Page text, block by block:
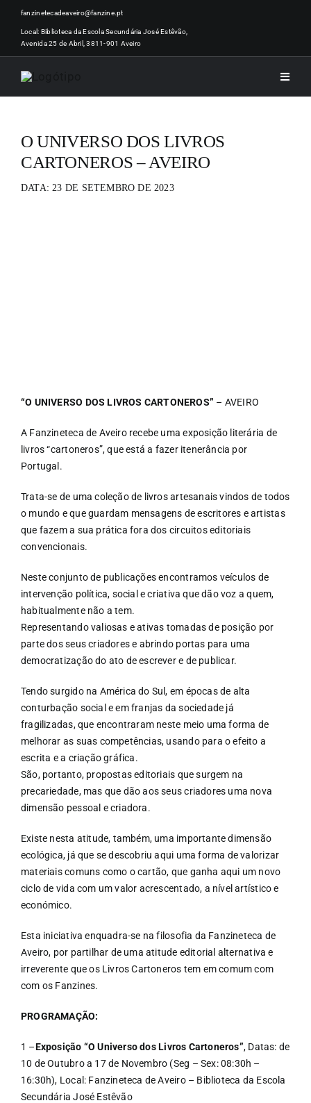
Skip
content
fanzinetecadeaveiro@fanzine.pt
Local: Biblioteca da Escola Secundária José Estêvão,
Avenida 25 de Abril, 3811-901 Aveiro
Toggle
O UNIVERSO DOS LIVROS
CARTONEROS – AVEIRO
DATA: 23 DE SETEMBRO DE 2023
“O UNIVERSO DOS LIVROS CARTONEROS” – AVEIRO
A Fanzineteca de Aveiro recebe uma exposição literária de
livros “cartoneros”, que está a fazer itenerância por
Portugal.
Trata-se de uma coleção de livros artesanais vindos de todos
o mundo e que guardam mensagens de escritores e artistas
que fazem a sua prática fora dos circuitos editoriais
convencionais.
Neste conjunto de publicações encontramos veículos de
intervenção política, social e criativa que dão voz a quem,
habitualmente não a tem.
Representando valiosas e ativas tomadas de posição por
parte dos seus criadores e abrindo portas para uma
democratização do ato de escrever e de publicar.
Tendo surgido na América do Sul, em épocas de alta
conturbação social e em franjas da sociedade já
fragilizadas, que encontraram neste meio uma forma de
melhorar as suas competências, usando para o efeito a
escrita e a criação gráfica.
São, portanto, propostas editoriais que surgem na
precariedade, mas que dão aos seus criadores uma nova
dimensão pessoal e criadora.
Existe nesta atitude, também, uma importante dimensão
ecológica, já que se descobriu aqui uma forma de valorizar
materiais comuns como o cartão, que ganha aqui um novo
ciclo de vida com um valor acrescentado, a nível artístico e
económico.
Esta iniciativa enquadra-se na filosofia da Fanzineteca de
Aveiro, por partilhar de uma atitude editorial alternativa e
irreverente que os Livros Cartoneros tem em comum com
com os Fanzines.
PROGRAMAÇÃO:
1 –Exposição “O Universo dos Livros Cartoneros”, Datas: de
10 de Outubro a 17 de Novembro (Seg – Sex: 08:30h –
16:30h), Local: Fanzineteca de Aveiro – Biblioteca da Escola
Secundária José Estêvão